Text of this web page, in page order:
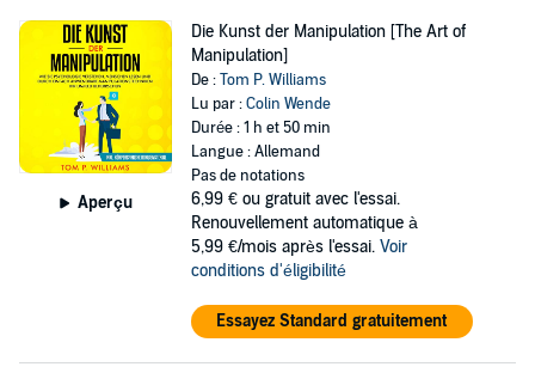
Aperçu
Die Kunst der Manipulation [The Art of
Manipulation]
De :Tom P. Williams
Lu par :Colin Wende
Durée : 1 h et 50 min
Langue : Allemand
Pas de notations
6,99 € ou gratuit avec l'essai.
Renouvellement automatique à
5,99 €/mois après l'essai. Voir
conditions d'éligibilité
Essayez Standard gratuitement